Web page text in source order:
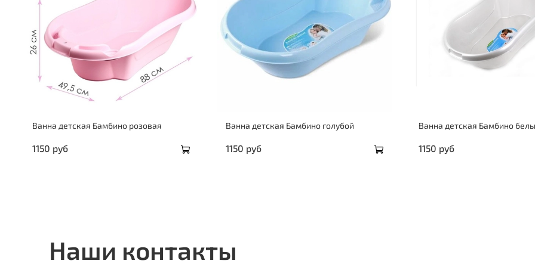
Ванна детская Бамбино розовая
1150 руб
Ванна детская Бамбино голубой
1150 руб
Ванна детская Бамбино
1150 руб
Наши контакты